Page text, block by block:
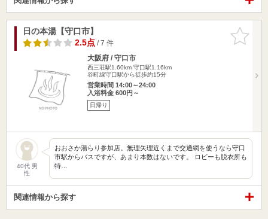
お気に入
りに追加
日の本湯【守口市】
2.5点/ 7 件
大阪府 / 守口市
西三荘駅1.60km 守口駅1.16km
谷町線守口駅から徒歩約15分
営業時間 14:00～24:00
入浴料金 600円～
日帰り
40代 男
性
おおさか湯らり参加店。無理矢理近くまで交通網を使うなら守口
市駅からバスですが、あまり本数はないです。 ロビーも脱衣所も
特…
関連情報から探す